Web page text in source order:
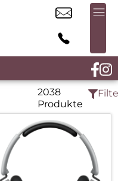
2038
Produkte